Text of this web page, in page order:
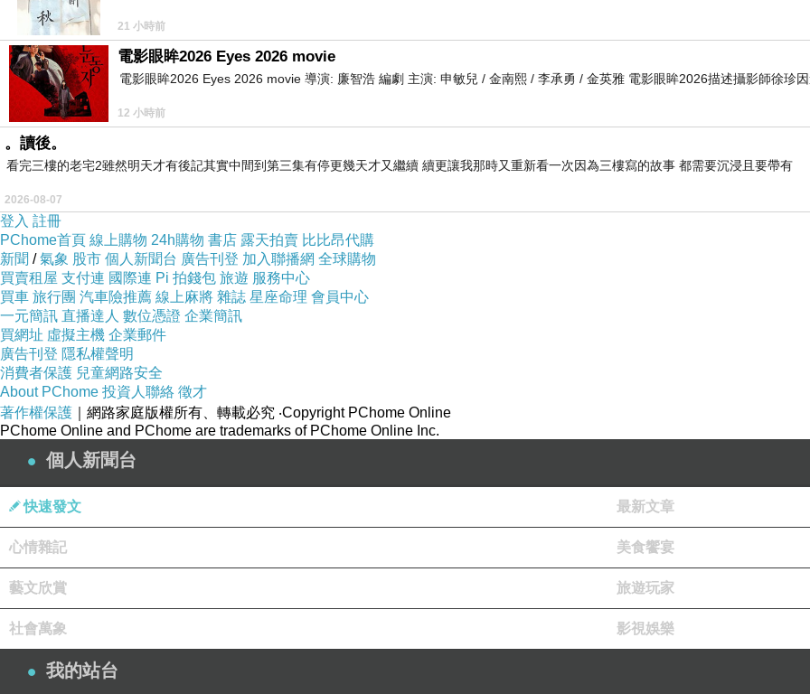
新北投溫泉源頭位於硫磺谷 ，這是清朝郁永河採硫磺的地點。早期採硫磺方式要挖有硫磺的土方在鍋
過的山谷，到處坑坑洞洞。
21 小時前
電影眼眸2026 Eyes 2026 movie
電影眼眸2026 Eyes 2026 movie 導演: 廉智浩 編劇 主演: 申敏兒 / 金南熙 / 李承勇 / 金英雅 電影眼眸2026描述攝影師徐珍
12 小時前
。讀後。
看完三樓的老宅2雖然明天才有後記其實中間到第三集有停更幾天才又繼續 續更讓我那時又重新看一次因為三樓寫的故事 都需要沉浸且要帶有
2026-08-07
登入 註冊
PChome首頁 線上購物 24h購物 書店 露天拍賣 比比昂代購
新聞 /氣象 股市 個人新聞台 廣告刊登 加入聯播網 全球購物
買賣租屋 支付連 國際連 Pi 拍錢包 旅遊 服務中心
買車 旅行團 汽車險推薦 線上麻將 雜誌 星座命理 會員中心
一元簡訊 直播達人 數位憑證 企業簡訊
買網址 虛擬主機 企業郵件
廣告刊登 隱私權聲明
消費者保護 兒童網路安全
About PChome 投資人聯絡 徵才
著作權保護 ｜網路家庭版權所有、轉載必究 ‧Copyright PChome Online
PChome Online and PChome are trademarks of PChome Online Inc.
個人新聞台
快速發文 最新文章
心情雜記 美食饗宴
藝文欣賞 旅遊玩家
社會萬象 影視娛樂
我的站台